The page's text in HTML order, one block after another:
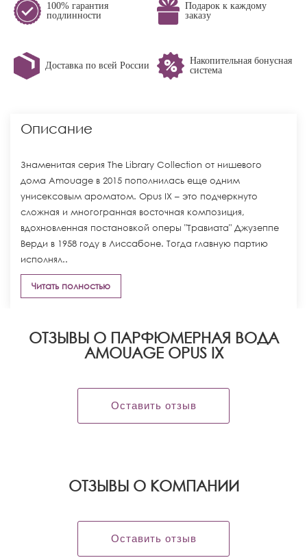
100% гарантия
подлинности
Подарок к каждому
заказу
Доставка по всей России
Накопительная бонусная
система
Описание
Знаменитая серия The Library Collection от нишевого
дома Amouage в 2015 пополнилась еще одним
унисексовым ароматом. Opus IX – это подчеркнуто
сложная и многогранная восточная композиция,
вдохновленная постановкой оперы "Травиата" Джузеппе
Верди в 1958 году в Лиссабоне. Тогда главную партию
исполнял..
Читать полностью
ОТЗЫВЫ О ПАРФЮМЕРНАЯ ВОДА
AMOUAGE OPUS IX
Оставить отзыв
OТЗЫВЫ О КОМПАНИИ
Оставить отзыв